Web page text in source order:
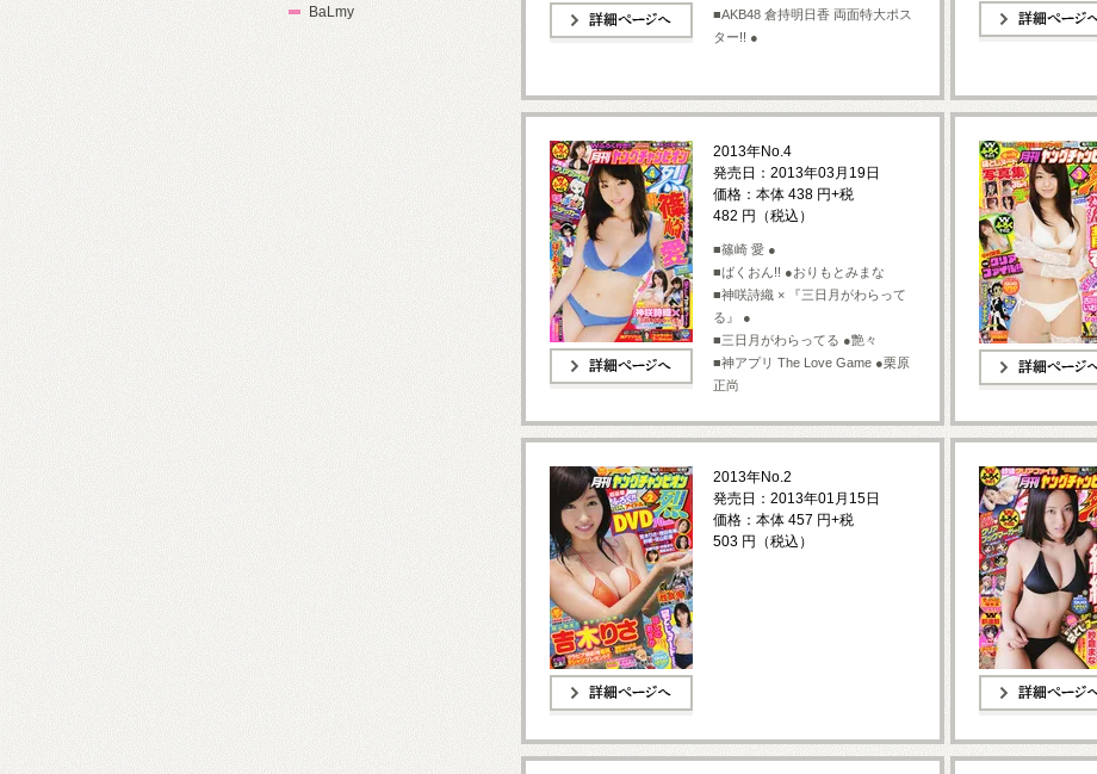
■AKB48 倉持明日香 両面特大ポス
ター!! ●
2013年No.4
発売日：2013年03月19日
価格：本体 438 円+税
482 円（税込）
■篠崎 愛 ●
■ばくおん!! ●おりもとみまな
■神咲詩織 × 『三日月がわらって
る』 ●
■三日月がわらってる ●艶々
■神アプリ The Love Game ●栗原
正尚
2013年No.2
発売日：2013年01月15日
価格：本体 457 円+税
503 円（税込）
BaLmy